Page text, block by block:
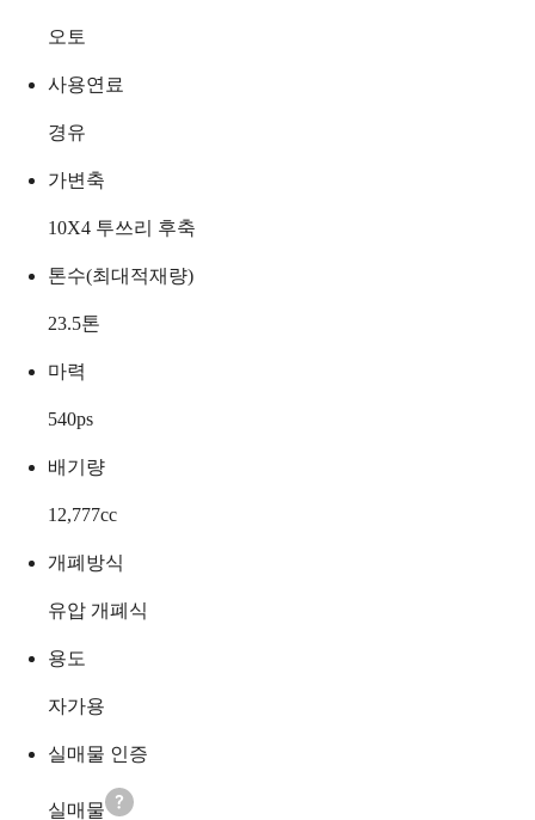
오토
사용연료
경유
가변축
10X4 투쓰리 후축
톤수(최대적재량)
23.5톤
마력
540ps
배기량
12,777cc
개폐방식
유압 개폐식
용도
자가용
실매물 인증
실매물